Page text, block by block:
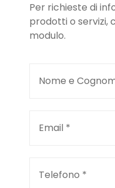
Per richieste di
prodotti o servizi,
modulo.